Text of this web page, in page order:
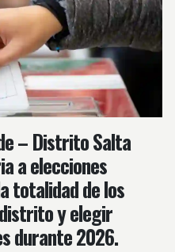
– Distrito Salta
a elecciones
totalidad de los
y elegir
durante 2026.